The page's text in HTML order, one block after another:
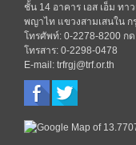
ชั้น 14 อาคาร เอส เอ็ม ทา
พญาไท แขวงสามเสนใน ก
โทรศัพท์: 0-2278-8200 กด
โทรสาร: 0-2298-0478
E-mail: trfrgj@trf.or.th